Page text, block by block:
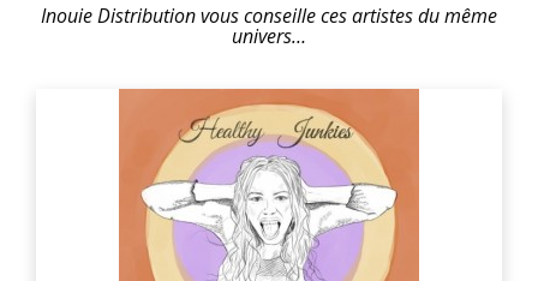
Inouie Distribution vous conseille ces artistes du même
univers…